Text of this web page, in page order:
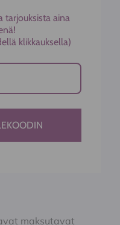
tarjouksista aina
klikkauksella)
maksutavat